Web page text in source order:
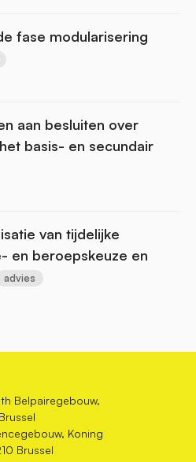
fase modularisering
aan besluiten over
basis- en secundair
van tijdelijke
en beroepskeuze en
advies
Belpairegebouw,
Koning
Brussel